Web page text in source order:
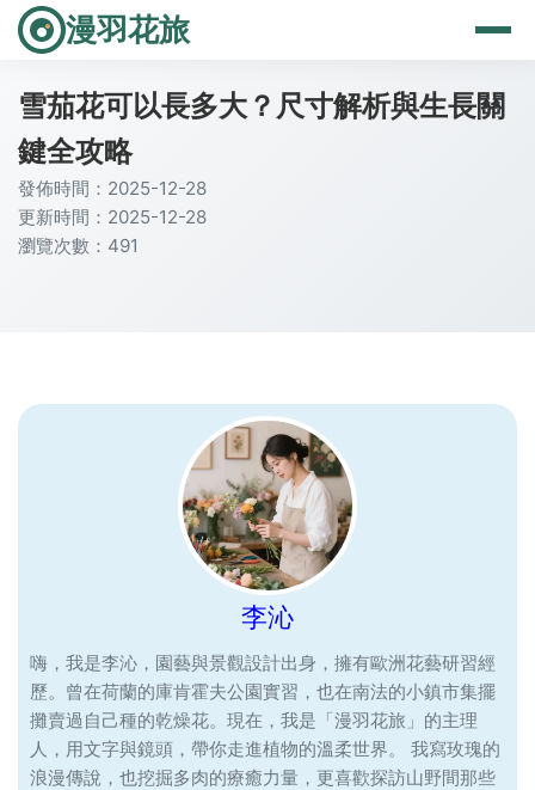
漫羽花旅
雪茄花可以長多大？尺寸解析與生長關
鍵全攻略
發佈時間：2025-12-28
更新時間：2025-12-28
瀏覽次數：491
李沁
嗨，我是李沁，園藝與景觀設計出身，擁有歐洲花藝研習經
歷。曾在荷蘭的庫肯霍夫公園實習，也在南法的小鎮市集擺
攤賣過自己種的乾燥花。現在，我是「漫羽花旅」的主理
人，用文字與鏡頭，帶你走進植物的溫柔世界。 我寫玫瑰的
浪漫傳說，也挖掘多肉的療癒力量，更喜歡探訪山野間那些